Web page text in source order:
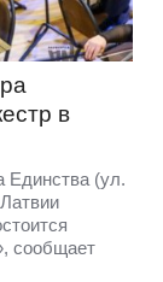
в
Единства (ул.
сообщает